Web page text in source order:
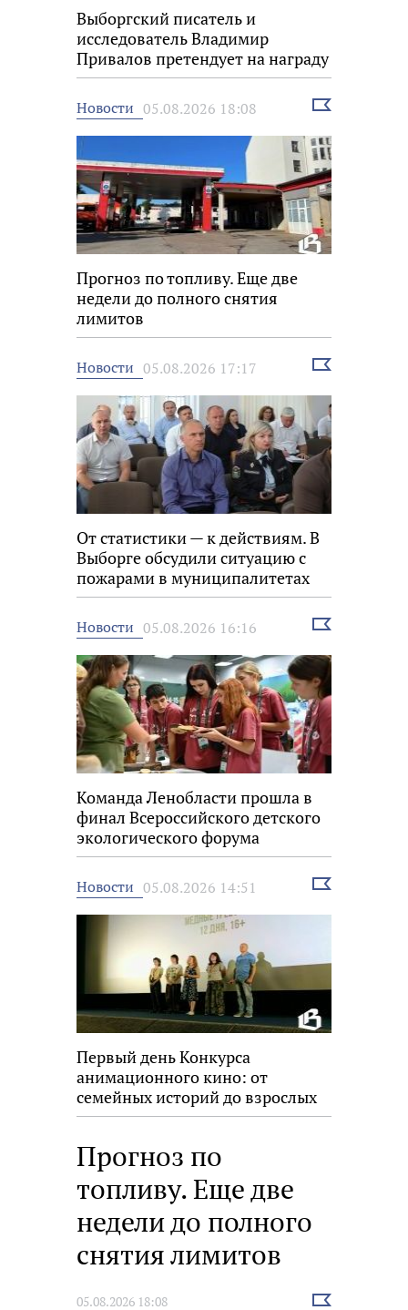
Выборгский писатель и
исследователь Владимир
Привалов претендует на награду
«Знание.Премия»
Новости 05.08.2026 18:08
Выбрать
Прогноз по топливу. Еще две
недели до полного снятия
лимитов
Новости 05.08.2026 17:17
Выбрать
От статистики — к действиям. В
Выборге обсудили ситуацию с
пожарами в муниципалитетах
Новости 05.08.2026 16:16
Выбрать
Команда Ленобласти прошла в
финал Всероссийского детского
экологического форума
Новости 05.08.2026 14:51
Выбрать
Первый день Конкурса
анимационного кино: от
семейных историй до взрослых
размышлений
Прогноз по
топливу. Еще две
недели до полного
снятия лимитов
05.08.2026 18:08
Выбрать